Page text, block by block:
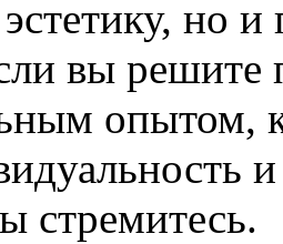
но
вы решите
опытом,
и
стремитесь.